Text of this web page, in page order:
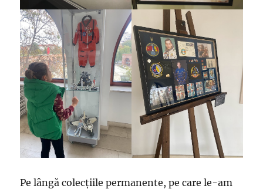
Pe lângă colecțiile permanente, pe care le-am